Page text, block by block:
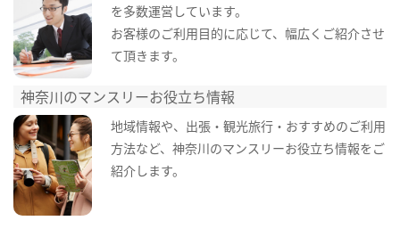
を多数運営しています。
お客様のご利用目的に応じて、幅広くご紹介させ
て頂きます。
神奈川のマンスリーお役立ち情報
地域情報や、出張・観光旅行・おすすめのご利用
方法など、神奈川のマンスリーお役立ち情報をご
紹介します。